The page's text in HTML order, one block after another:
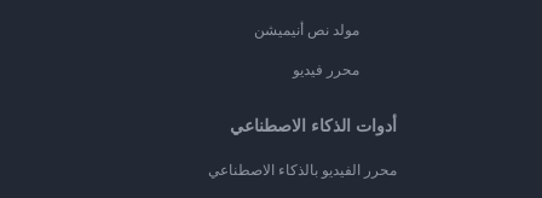
مولد نص أنيميشن
محرر فيديو
أدوات الذكاء الاصطناعي
محرر الفيديو بالذكاء الاصطناعي